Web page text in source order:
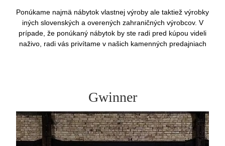
Ponúkame najmä nábytok vlastnej výroby ale taktiež výrobky
iných slovenských a overených zahraničných výrobcov. V
prípade, že ponúkaný nábytok by ste radi pred kúpou videli
naživo, radi vás privítame v našich kamenných predajniach
Gwinner